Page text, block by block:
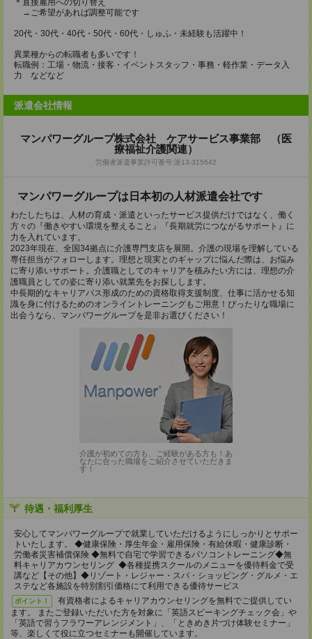
＊直接雇用への切り替え
→ご希望があれば調整可能です
20代・30代・40代・50代・60代・しゅふ・未経験も活躍中！
異業種からの転職者も多いです！
転職例：工場・物流・接客・イベントスタッフ・事務・軽作業・データ入
力 などなど
派遣会社情報
マンパワーグループ株式会社 ケアサービス事業部 （医
療福祉介護関連）
労働者派遣事業許可番号:派13-315642
マンパワーグループは日本初の人材派遣会社です
わたしたちは、人材の育成・派遣といったサービス提供だけではなく、働く
方々の『働きやすい環境を整えること』『長期就労につながるサポート』に
力を入れています。
2023年現在、全国34拠点に介護専門支店を展開。介護の現場を理解している
専任担当がフォローします。理想と現実とのギャップに悩んだ際は、お悩み
に寄り添いサポート。介護職としてのキャリアを積みたい方には、理想の介
護職員としての姿に寄り添い就業先をお探しします。
中長期的なキャリアパス形成のための資格取得支援制度、仕事に活かせる知
識を身に付けるためのオンライントレーニングもご用意！ぴったりな職場に
出会うなら、マンパワーグループを是非お選びください！
介護が初めての方も、ご経験がある方も！あ
なたに合った職場をご紹介させていただきま
す！
待遇・福利厚生
安心してマンパワーグループで就業していただけるようにしっかりとサポー
トいたします。 ◆健康保険・厚生年金・雇用保険・有給休暇・健康診断・
労働者災害補償保険 ◆無料で自宅で学習できるパソコントレーニング◆無
料キャリアカウンセリング ◆各種提携スクールのメニューを優待料金で受
講など【その他】◆リゾート・レジャー・スパ・ショッピング・グルメ・エ
ステなど各施設を特別割引価格にて利用できる優待サービス
ポイント！
有資格者によるキャリアカウンセリングを無料でご提供してい
ます。 またご登録いただいた方を対象に「英語スピーキングチェック会」や
「英語で習うフラワーアレンジメント」、「ときめき片づけ体験セミナー」
等、楽しくて役に立つセミナーも開催しています。